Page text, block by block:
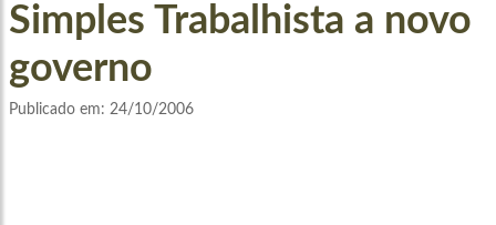
Simples Trabalhista a novo
governo
Publicado em: 24/10/2006